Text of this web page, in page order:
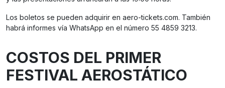
Los boletos se pueden adquirir en aero-tickets.com. También
habrá informes vía WhatsApp en el número 55 4859 3213.
COSTOS DEL PRIMER
FESTIVAL AEROSTÁTICO